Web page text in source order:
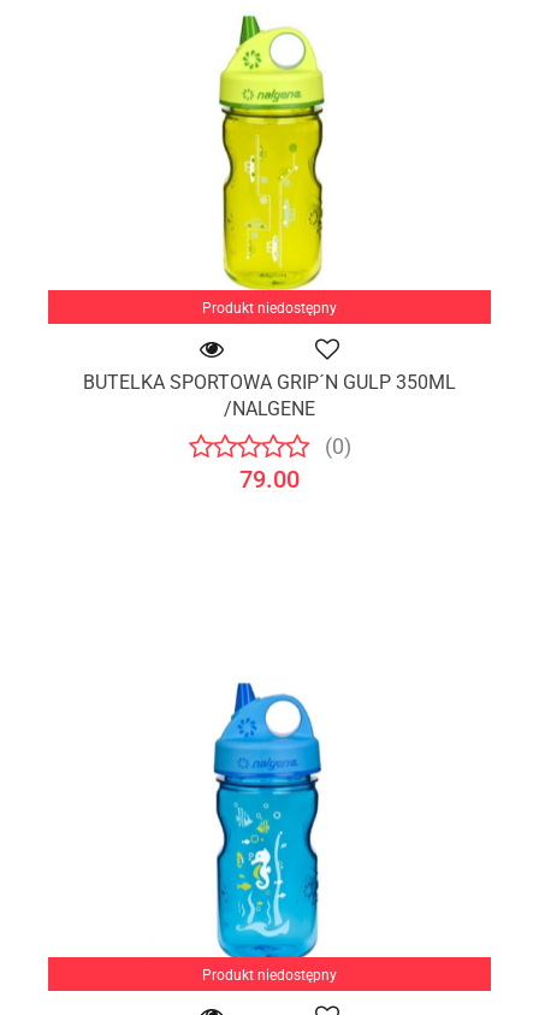
Produkt niedostępny
BUTELKA SPORTOWA GRIP´N GULP 350ML
/NALGENE
(0)
79.00
Produkt niedostępny